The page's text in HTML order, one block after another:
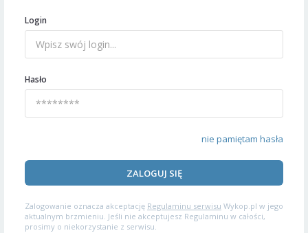
Login
Hasło
nie pamiętam hasła
ZALOGUJ SIĘ
Zalogowanie oznacza akceptację Regulaminu serwisu Wykop.pl w jego
aktualnym brzmieniu. Jeśli nie akceptujesz Regulaminu w całości,
prosimy o niekorzystanie z serwisu.